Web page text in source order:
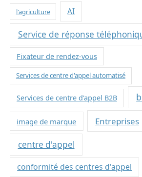
l'agriculture AI
Service de réponse
Fixateur de rendez-vous
Services de centre d'appel automatisé
Services de centre d'appel B2B
image de marque Entreprises
centre d'appel
conformité des centres d'appel